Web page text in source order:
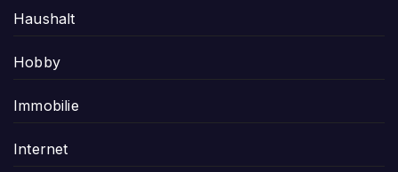
Haushalt
Hobby
Immobilie
Internet